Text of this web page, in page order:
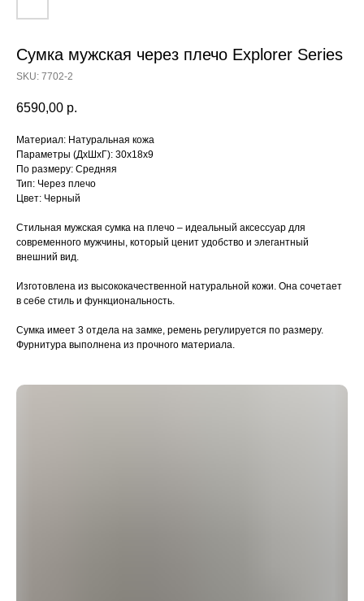
Сумка мужская через плечо Explorer Series
SKU: 7702-2
6590,00 р.
Материал: Натуральная кожа
Параметры (ДхШхГ): 30х18х9
По размеру: Средняя
Тип: Через плечо
Цвет: Черный
Стильная мужская сумка на плечо – идеальный аксессуар для
современного мужчины, который ценит удобство и элегантный
внешний вид.
Изготовлена из высококачественной натуральной кожи. Она сочетает
в себе стиль и функциональность.
Сумка имеет 3 отдела на замке, ремень регулируется по размеру.
Фурнитура выполнена из прочного материала.